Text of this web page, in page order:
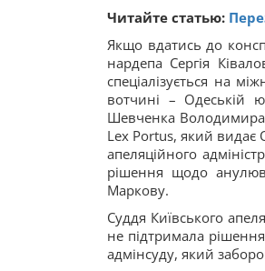
Читайте статью:
Якщо вдатись до
нардепа Сергія
спеціалізується на
вотчині – Одеській
Шевченка Володимира
Lex Portus, який видає
апеляційного
рішення щодо
Маркову.
Суддя Київського
не підтримала
адмінсуду, який